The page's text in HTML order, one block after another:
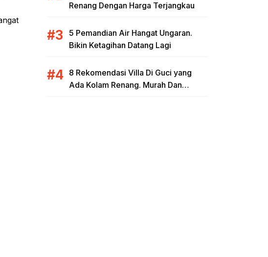
Renang Dengan Harga Terjangkau
5 Pemandian Air Hangat Ungaran.
Bikin Ketagihan Datang Lagi
8 Rekomendasi Villa Di Guci yang
Ada Kolam Renang. Murah Dan